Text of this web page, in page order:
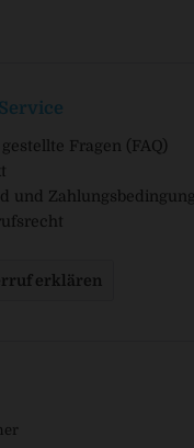
Fragen (FAQ)
und
erklären